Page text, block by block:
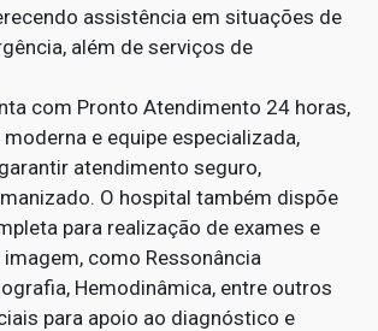
assistência em situações de
além de serviços de
com Pronto Atendimento 24 horas,
e equipe especializada,
atendimento seguro,
O hospital também dispõe
para realização de exames e
como Ressonância
Hemodinâmica, entre outros
para apoio ao diagnóstico e